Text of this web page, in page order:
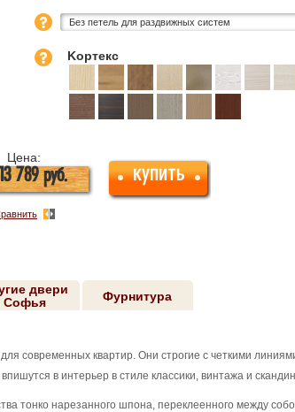
Без петель для раздвижных систем
Kортекс
Цена:
789руб. купить
двери
Софья
Фурнитура
современных квартир. Они строгие с четкими
в интерьер в стиле классики, винтажа и
тонко нарезанного шпона, переклеенного между